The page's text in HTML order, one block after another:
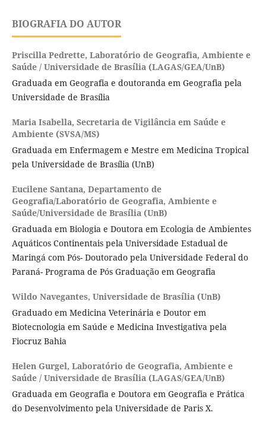
BIOGRAFIA DO AUTOR
Priscilla Pedrette, Laboratório de Geografia, Ambiente e
Saúde / Universidade de Brasília (LAGAS/GEA/UnB)
Graduada em Geografia e doutoranda em Geografia pela
Universidade de Brasília
Maria Isabella, Secretaria de Vigilância em Saúde e
Ambiente (SVSA/MS)
Graduada em Enfermagem e Mestre em Medicina Tropical
pela Universidade de Brasília (UnB)
Eucilene Santana, Departamento de
Geografia/Laboratório de Geografia, Ambiente e
Saúde/Universidade de Brasília (UnB)
Graduada em Biologia e Doutora em Ecologia de Ambientes
Aquáticos Continentais pela Universidade Estadual de
Maringá com Pós- Doutorado pela Universidade Federal do
Paraná- Programa de Pós Graduação em Geografia
Wildo Navegantes, Universidade de Brasília (UnB)
Graduado em Medicina Veterinária e Doutor em
Biotecnologia em Saúde e Medicina Investigativa pela
Fiocruz Bahia
Helen Gurgel, Laboratório de Geografia, Ambiente e
Saúde / Universidade de Brasília (LAGAS/GEA/UnB)
Graduada em Geografia e Doutora em Geografia e Prática
do Desenvolvimento pela Universidade de Paris X.